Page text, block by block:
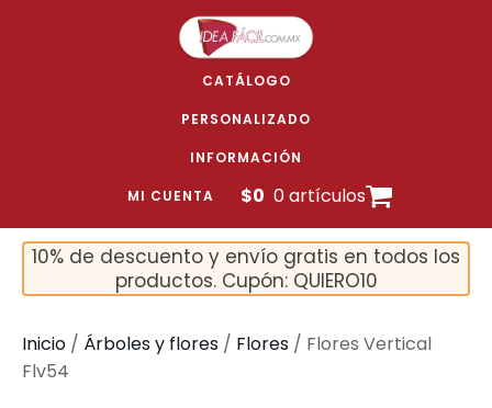
CATÁLOGO
PERSONALIZADO
INFORMACIÓN
MI CUENTA $0 0 artículos
10% de descuento y envío gratis en todos los
productos. Cupón: QUIERO10
Inicio / Árboles y flores / Flores / Flores Vertical
Flv54